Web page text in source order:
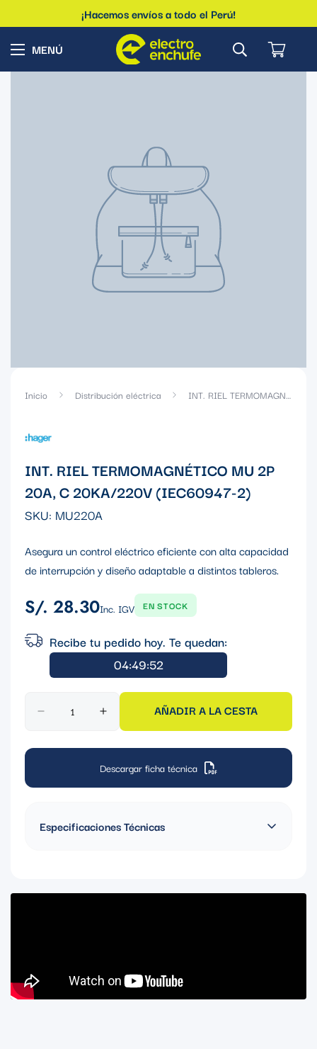
¡Hacemos envíos a todo el Perú!
Inicio Distribución eléctrica INT. RIEL TERMOMAGNÉTICO MU 2P 20A, C 20KA/220V (IEC60947-2)
INT. RIEL TERMOMAGNÉTICO MU 2P
20A, C 20KA/220V (IEC60947-2)
SKU: MU220A
Asegura un control eléctrico eficiente con alta capacidad
de interrupción y diseño adaptable a distintos tableros.
Precio
S/. 28.30Inc. IGV EN STOCK
Recibe tu pedido hoy. Te quedan:
04:49:52
AÑADIR A LA CESTA
Descargar ficha técnica
Especificaciones Técnicas